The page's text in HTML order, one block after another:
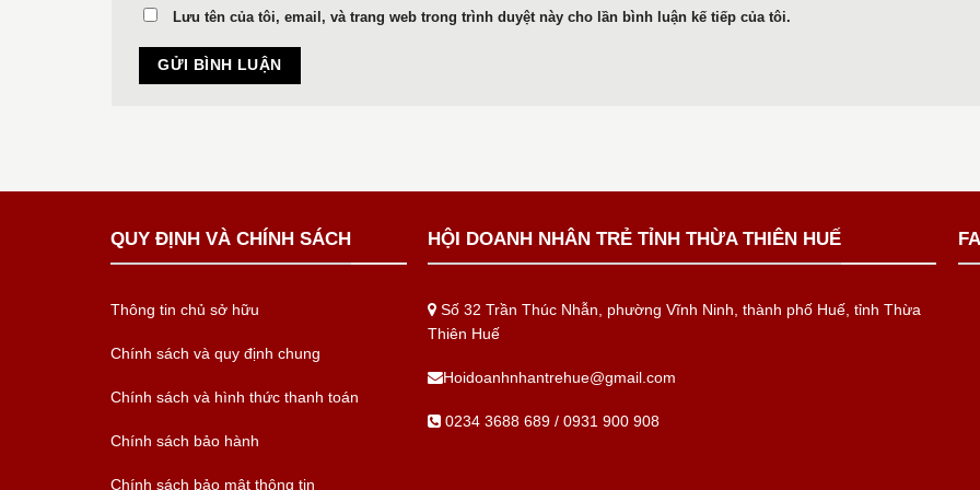
Lưu tên của tôi, email, và trang web trong trình duyệt này cho lần bình luận kế tiếp của tôi.
QUY ĐỊNH VÀ CHÍNH SÁCH
Thông tin chủ sở hữu
Chính sách và quy định chung
Chính sách và hình thức thanh toán
Chính sách bảo hành
Chính sách bảo mật thông tin
HỘI DOANH NHÂN TRẺ TỈNH THỪA THIÊN HUẾ
Số 32 Trần Thúc Nhẫn, phường Vĩnh Ninh, thành phố Huế, tỉnh Thừa
Thiên Huế
Hoidoanhnhantrehue@gmail.com
0234 3688 689 / 0931 900 908